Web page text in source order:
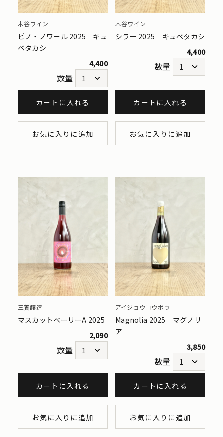
木谷ワイン
ピノ・ノワール 2025 キュ
ベタカシ
4,400
数量
カートに入れる
お気に入りに追加
木谷ワイン
シラー 2025 キュベタカシ
4,400
数量
カートに入れる
お気に入りに追加
三養醸造
マスカットベーリーA 2025
2,090
数量
カートに入れる
お気に入りに追加
アイジョウコウボウ
Magnolia 2025 マグノリ
ア
3,850
数量
カートに入れる
お気に入りに追加